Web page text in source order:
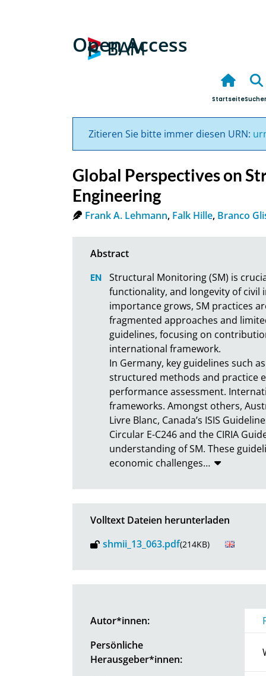
Open Access
Startseite
Zitieren Sie bitte immer diesen URN:
Global Perspectives on
Engineering
Frank A. Lehmann, Falk Hille, Branco
Structural Monitoring (SM) is
functionality, and longevity of civil
importance grows, SM practices
fragmented approaches and
guidelines, focusing on
international framework.
In Germany, key guidelines such
structured methods and practice
performance assessment.
frameworks. Amongst others,
Livre Blanc, Canada’s ISIS
Circular E-C246 and the CIRIA
understanding of SM. These
economic challenges…
Volltext Dateien herunterladen
shmii_13_063.pdf(214KB)
Autor*innen:
Persönliche
Herausgeber*innen: